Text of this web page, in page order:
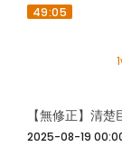
49:05
2025-08-19
【無修正】清